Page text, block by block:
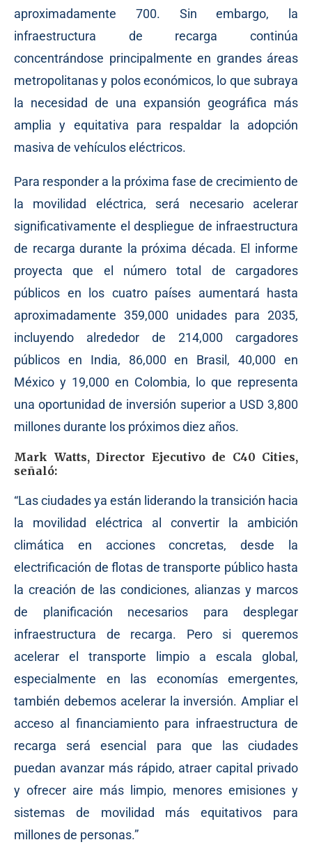
aproximadamente 700. Sin embargo, la
infraestructura de recarga continúa
concentrándose principalmente en grandes áreas
metropolitanas y polos económicos, lo que subraya
la necesidad de una expansión geográfica más
amplia y equitativa para respaldar la adopción
masiva de vehículos eléctricos.
Para responder a la próxima fase de crecimiento de
la movilidad eléctrica, será necesario acelerar
significativamente el despliegue de infraestructura
de recarga durante la próxima década. El informe
proyecta que el número total de cargadores
públicos en los cuatro países aumentará hasta
aproximadamente 359,000 unidades para 2035,
incluyendo alrededor de 214,000 cargadores
públicos en India, 86,000 en Brasil, 40,000 en
México y 19,000 en Colombia, lo que representa
una oportunidad de inversión superior a USD 3,800
millones durante los próximos diez años.
Mark Watts, Director Ejecutivo de C40 Cities,
señaló:
“Las ciudades ya están liderando la transición hacia
la movilidad eléctrica al convertir la ambición
climática en acciones concretas, desde la
electrificación de flotas de transporte público hasta
la creación de las condiciones, alianzas y marcos
de planificación necesarios para desplegar
infraestructura de recarga. Pero si queremos
acelerar el transporte limpio a escala global,
especialmente en las economías emergentes,
también debemos acelerar la inversión. Ampliar el
acceso al financiamiento para infraestructura de
recarga será esencial para que las ciudades
puedan avanzar más rápido, atraer capital privado
y ofrecer aire más limpio, menores emisiones y
sistemas de movilidad más equitativos para
millones de personas.”